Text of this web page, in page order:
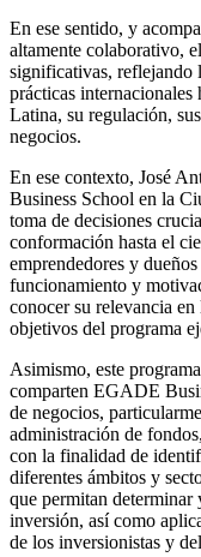
En ese sentido, y
altamente colaborativo,
significativas, reflejando
prácticas
Latina, su regulación,
negocios.
En ese contexto, José
Business School en la
toma de decisiones
conformación hasta el
emprendedores y
funcionamiento y
conocer su relevancia
objetivos del programa
Asimismo, este
comparten EGADE
de negocios,
administración de
con la finalidad de
diferentes ámbitos y
que permitan determinar
inversión, así como
de los inversionistas y